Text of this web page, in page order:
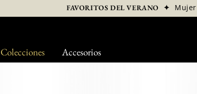
Colecciones Accesorios
FAVORITOS DEL VERANO ✦ Mujer